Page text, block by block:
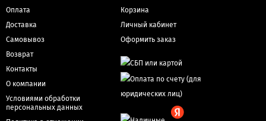
Оплата
Доставка
Самовывоз
Возврат
Контакты
О компании
Условиями обработки
персональных данных
Корзина
Личный кабинет
Оформить заказ